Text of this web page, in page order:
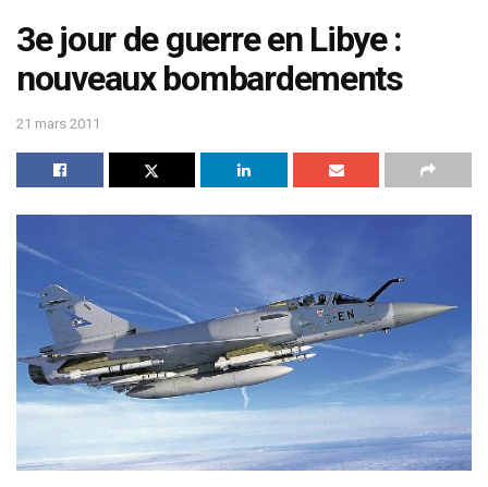
3e jour de guerre en Libye :
nouveaux bombardements
21 mars 2011